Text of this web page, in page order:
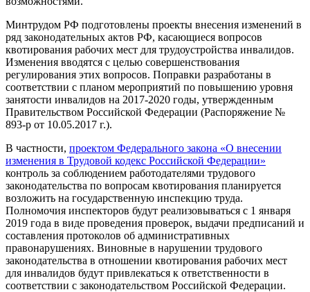
Минтрудом РФ подготовлены проекты внесения изменений в
ряд законодательных актов РФ, касающиеся вопросов
квотирования рабочих мест для трудоустройства инвалидов.
Изменения вводятся с целью совершенствования
регулирования этих вопросов. Поправки разработаны в
соответствии с планом мероприятий по повышению уровня
занятости инвалидов на 2017-2020 годы, утвержденным
Правительством Российской Федерации (Распоряжение №
893-р от 10.05.2017 г.).
В частности, проектом Федерального закона «О внесении
изменения в Трудовой кодекс Российской Федерации»
контроль за соблюдением работодателями трудового
законодательства по вопросам квотирования планируется
возложить на государственную инспекцию труда.
Полномочия инспекторов будут реализовываться с 1 января
2019 года в виде проведения проверок, выдачи предписаний и
составления протоколов об административных
правонарушениях. Виновные в нарушении трудового
законодательства в отношении квотирования рабочих мест
для инвалидов будут привлекаться к ответственности в
соответствии с законодательством Российской Федерации.